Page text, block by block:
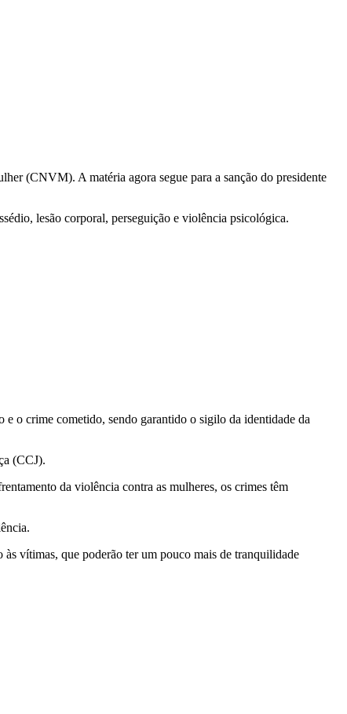
(CNVM). A matéria agora segue para a sanção do presidente
lesão corporal, perseguição e violência psicológica.
e o crime cometido, sendo garantido o sigilo da identidade da
(CCJ).
da violência contra as mulheres, os crimes têm
às vítimas, que poderão ter um pouco mais de tranquilidade